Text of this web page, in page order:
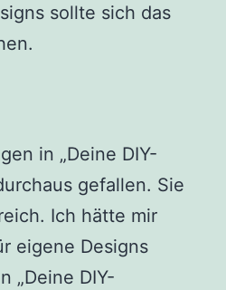
sollte sich das
in „Deine DIY-
gefallen. Sie
Ich hätte mir
eigene Designs
„Deine DIY-